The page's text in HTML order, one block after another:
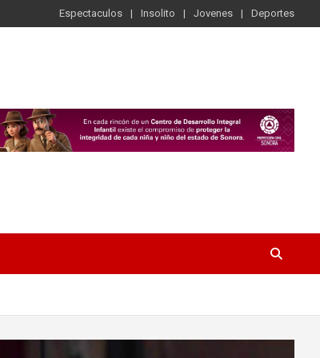
Espectaculos Insolito Jovenes Deportes